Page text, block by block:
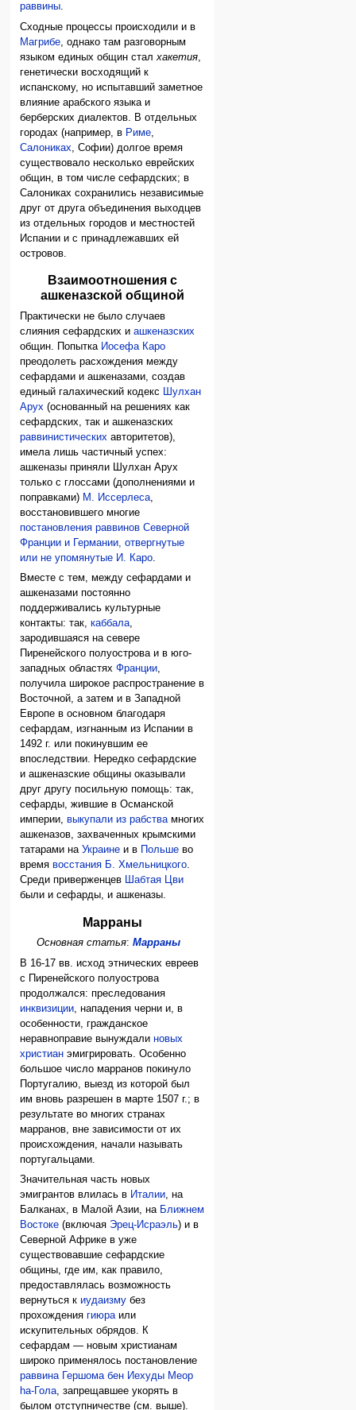
раввины.
Сходные процессы происходили и в
Магрибе , однако там разговорным
языком единых общин сталхакетия
генетически восходящий к
испанскому, но испытавший заметное
влияние арабского языка и
берберских диалектов. В отдельных
городах (например, в Риме
Салониках , Софии) долгое время
существовало несколько еврейских
общин, в том числе сефардских; в
Салониках сохранились независимые
друг от друга объединения выходцев
из отдельных городов и местностей
Испании и с принадлежавших ей
островов.
Взаимоотношения с
ашкеназской общиной
Практически не было случаев
слияния сефардских иашкеназских
общин. Попытка Иосефа Каро
преодолеть расхождения между
сефардами и ашкеназами, создав
единый галахический кодекс Шулхан
Арух (основанный на решениях как
сефардских, так и ашкеназских
раввинистических авторитетов),
имела лишь частичный успех:
ашкеназы приняли Шулхан Арух
только с глоссами (дополнениями и
поправками) М. Иссерлеса,
восстановившего многие
постановления раввинов Северной
Франции и Германии, отвергнутые
или не упомянутые И. Каро.
Вместе с тем, между сефардами и
ашкеназами постоянно
поддерживались культурные
контакты: так,каббала,
зародившаяся на севере
Пиренейского полуострова и в юго-
западных областяхФранции,
получила широкое распространение в
Восточной, а затем и в Западной
Европе в основном благодаря
сефардам, изгнанным из Испании в
1492 г. или покинувшим ее
впоследствии. Нередко сефардские
и ашкеназские общины оказывали
друг другу посильную помощь: так,
сефарды, жившие в Османской
империи,выкупали из рабствамногих
ашкеназов, захваченных крымскими
татарами наУкраине и в Польше во
времявосстания Б. Хмельницкого.
Среди приверженцев Шабтая Цви
были и сефарды, и ашкеназы.
Марраны
Основная статья: Марраны
В 16-17 вв. исход этнических евреев
с Пиренейского полуострова
продолжался: преследования
инквизиции , нападения черни и, в
особенности, гражданское
неравноправие вынуждалиновых
христиан эмигрировать. Особенно
большое число марранов покинуло
Португалию, выезд из которой был
им вновь разрешен в марте 1507 г.; в
результате во многих странах
марранов, вне зависимости от их
происхождения, начали называть
португальцами.
Значительная часть новых
эмигрантов влилась в Италии, на
Балканах, в Малой Азии, на Ближнем
Востоке (включая Эрец-Исраэль) и в
Северной Африке в уже
существовавшие сефардские
общины, где им, как правило,
предоставлялась возможность
вернуться киудаизму без
прохождениягиюраили
искупительных обрядов. К
сефардам — новым христианам
широко применялось постановление
раввина
Гершома бен Иехуды Меор
hа-Гола, запрещавшее укорять в
былом отступничестве (см. выше).